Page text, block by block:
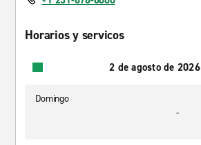
Horarios y servicos
2 de agosto de 2026
Domingo
-